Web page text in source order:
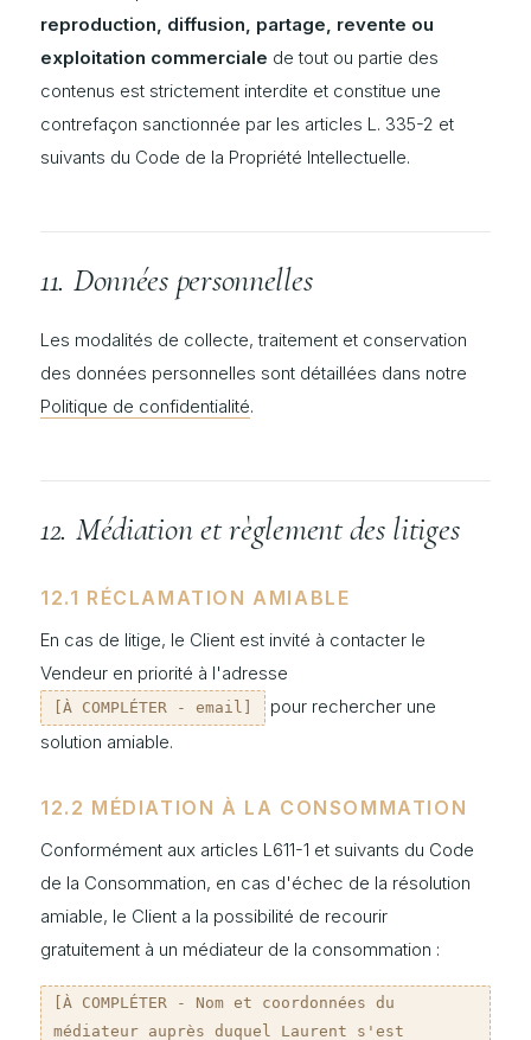
reproduction, diffusion, partage, revente ou
exploitation commerciale de tout ou partie des
contenus est strictement interdite et constitue une
contrefaçon sanctionnée par les articles L. 335-2 et
suivants du Code de la Propriété Intellectuelle.
11. Données personnelles
Les modalités de collecte, traitement et conservation
des données personnelles sont détaillées dans notre
Politique de confidentialité.
12. Médiation et règlement des litiges
12.1 RÉCLAMATION AMIABLE
En cas de litige, le Client est invité à contacter le
Vendeur en priorité à l'adresse
[À COMPLÉTER - email]
pour rechercher une
solution amiable.
12.2 MÉDIATION À LA CONSOMMATION
Conformément aux articles L611-1 et suivants du Code
de la Consommation, en cas d'échec de la résolution
amiable, le Client a la possibilité de recourir
gratuitement à un médiateur de la consommation :
[À COMPLÉTER - Nom et coordonnées du
médiateur auprès duquel Laurent s'est